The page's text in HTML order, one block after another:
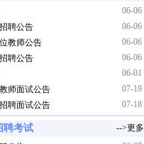
06-06
聘公告
06-06
教师公告
06-06
聘公告
06-06
06-01
师面试公告
07-19
聘面试公告
07-18
聘考试
-->更多